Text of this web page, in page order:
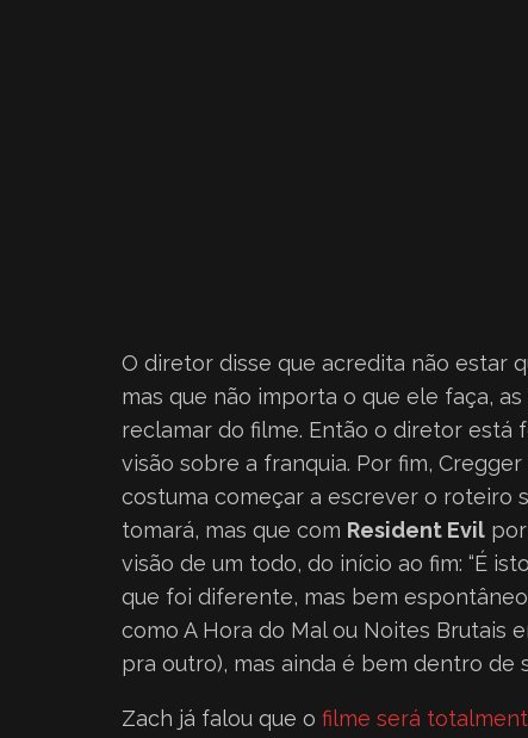
O diretor disse que acredita não estar
mas que não importa o que ele faça,
reclamar do filme. Então o diretor
visão sobre a franquia. Por fim,
costuma começar a escrever o roteiro
tomará, mas que com Resident Evil
visão de um todo, do início ao fim: “É
que foi diferente, mas bem
como A Hora do Mal ou Noites Brutais
pra outro), mas ainda é bem dentro de
Zach já falou que o filme será